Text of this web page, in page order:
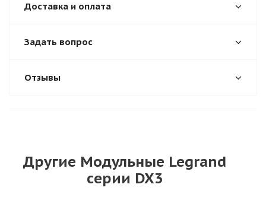
Доставка и оплата
Задать вопрос
Отзывы
Другие Модульные Legrand
серии DX3